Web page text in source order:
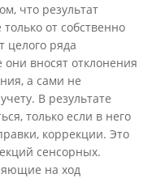
что результат
от собственно
целого ряда
вносят отклонения
а сами не
В результате
только если в него
коррекции. Это
сенсорных.
на ход